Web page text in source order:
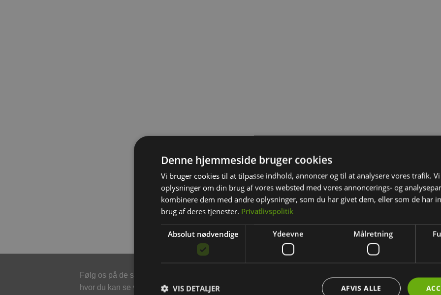
Følg os på de sociale medier,
hvor du kan se vores nyeste
handel. Vi er godkendt Via. E-
En del af World Pet Products
Denne hjemmeside bruger cookies
Vi bruger cookies til at tilpasse indhold, annoncer og til at analysere vores trafik.
oplysninger om din brug af vores websted med vores annoncerings- og
kombinere dem med andre oplysninger, som du har givet dem, eller som de har
brug af deres tjenester. Privatlivspolitik
Absolut nødvendige Ydeevne Målretning
AFVIS ALLE
VIS DETALJER